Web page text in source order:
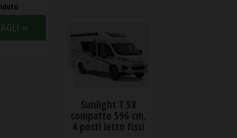
»
Sunlight T 58
compatto 596 cm,
4 posti letto fissi